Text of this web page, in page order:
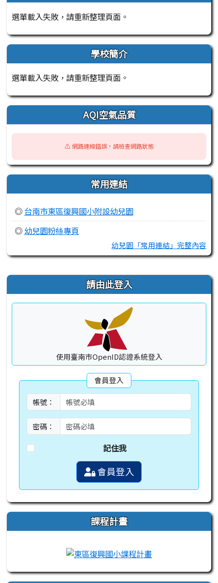
選單載入失敗，請重新整理頁面。
學校簡介
選單載入失敗，請重新整理頁面。
AQI空氣品質
⚠️ 網路連線錯誤，請檢查網路狀態
常用連結
◎ 台南市東區復興國小附設幼兒園
◎ 幼兒園粉絲專頁
幼兒園「常用連結」完整內容
右邊區域內容 請由此登入
使用臺南市OpenID認證系統登入
會員登入
帳號：
密碼：
記住我
會員登入
課程計畫
link to http://